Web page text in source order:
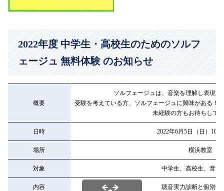
2022年度 中学生・高校生のためのソルフ
ェージュ 無料体験 のお知らせ
概要
ソルフェージュは、音楽を理解し表現
受験を考えている方、ソルフェージュに興味がある！
未経験の方もお待ちして
日時 2022年6月5日（日）
場所 横浜教室
対象 中学生、高校生、音大
内容 聴音実力診断と個別学